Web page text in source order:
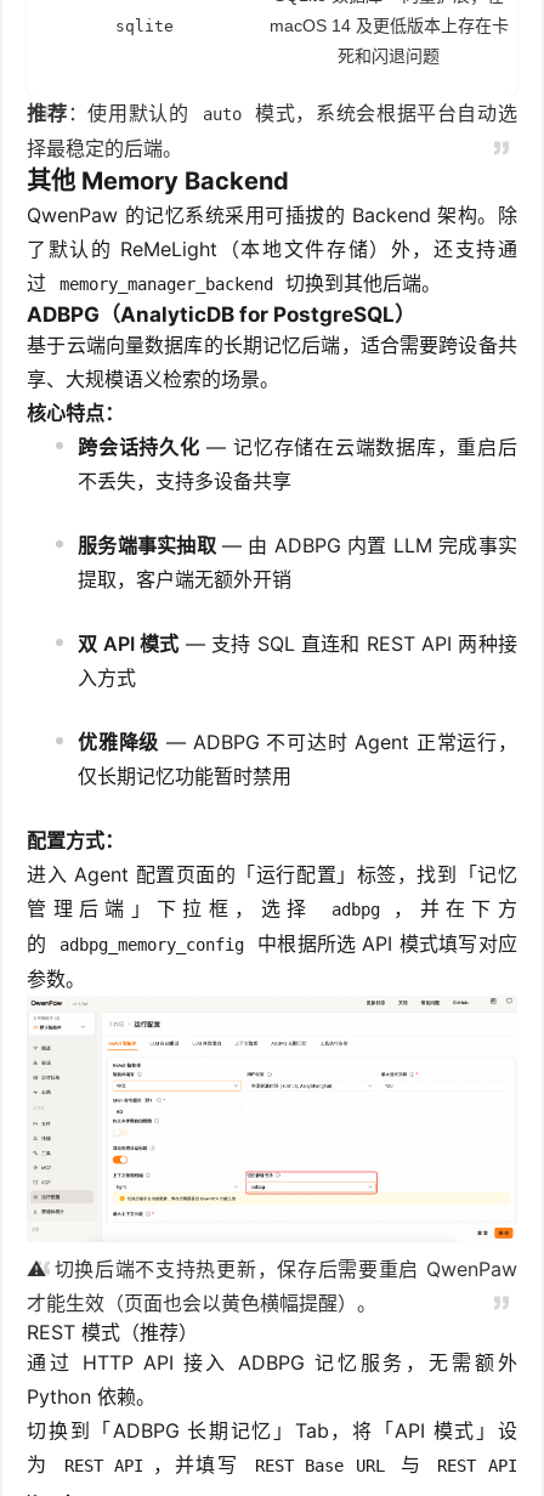
sqlite
macOS 14 及更低版本上存在卡
死和闪退问题
推荐 ：使用默认的 auto
模式，系统会根据平台自动选
择最稳定的后端。
其他 Memory Backend
QwenPaw 的记忆系统采用可插拔的 Backend 架构。除
了默认的 ReMeLight（本地文件存储）外，还支持通
过
memory_manager_backend
切换到其他后端。
ADBPG（AnalyticDB for PostgreSQL）
基于云端向量数据库的长期记忆后端，适合需要跨设备共
享、大规模语义检索的场景。
核心特点：
跨会话持久化 — 记忆存储在云端数据库，重启后
不丢失，支持多设备共享
服务端事实抽取— 由 ADBPG 内置 LLM 完成事实
提取，客户端无额外开销
双 API 模式 — 支持 SQL 直连和 REST API 两种接
入方式
优雅降级 — ADBPG 不可达时 Agent 正常运行，
仅长期记忆功能暂时禁用
配置方式：
进入 Agent 配置页面的「运行配置」标签，找到「记忆
管理后端」下拉框，选择
adbpg
，并在下方
的
adbpg_memory_config
中根据所选 API 模式填写对应
参数。
⚠️ 切换后端不支持热更新，保存后需要重启 QwenPaw
才能生效（页面也会以黄色横幅提醒）。
REST 模式（推荐）
通过 HTTP API 接入 ADBPG 记忆服务，无需额外
Python 依赖。
切换到「ADBPG 长期记忆」Tab，将「API 模式」设
为
REST API ，并填写 REST Base URL 与
REST API